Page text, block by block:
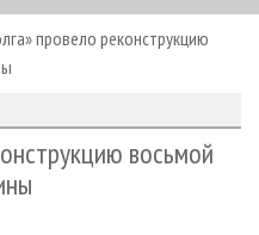
провело реконструкцию
восьмой